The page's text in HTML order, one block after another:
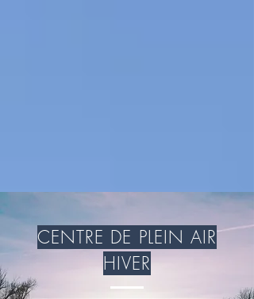
CENTRE DE PLEIN AIR
HIVER